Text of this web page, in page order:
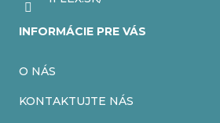
INFORMÁCIE PRE VÁS
O NÁS
KONTAKTUJTE NÁS